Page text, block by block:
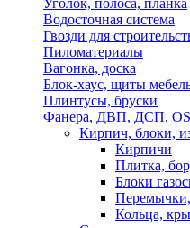
Водосточная система
Гвозди для
Пиломатериалы
Вагонка, доска
Блок-хаус, щиты
Плинтусы, бруски
Фанера, ДВП, ДСП,
Кирпич, блоки,
Кирпичи
Плитка,
Блоки
Кольца,